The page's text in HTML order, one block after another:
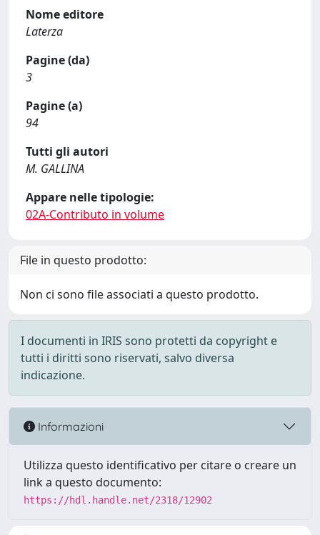
Nome editore
Laterza
Pagine (da)
3
Pagine (a)
94
Tutti gli autori
M. GALLINA
Appare nelle tipologie:
02A-Contributo in volume
File in questo prodotto:
Non ci sono file associati a questo prodotto.
I documenti in IRIS sono protetti da copyright e
tutti i diritti sono riservati, salvo diversa
indicazione.
Informazioni
Utilizza questo identificativo per citare o creare un
link a questo documento:
https://hdl.handle.net/2318/12902